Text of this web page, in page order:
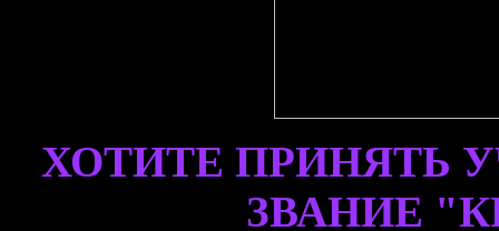
ХОТИТЕ ПРИНЯТЬ
ЗВАНИЕ